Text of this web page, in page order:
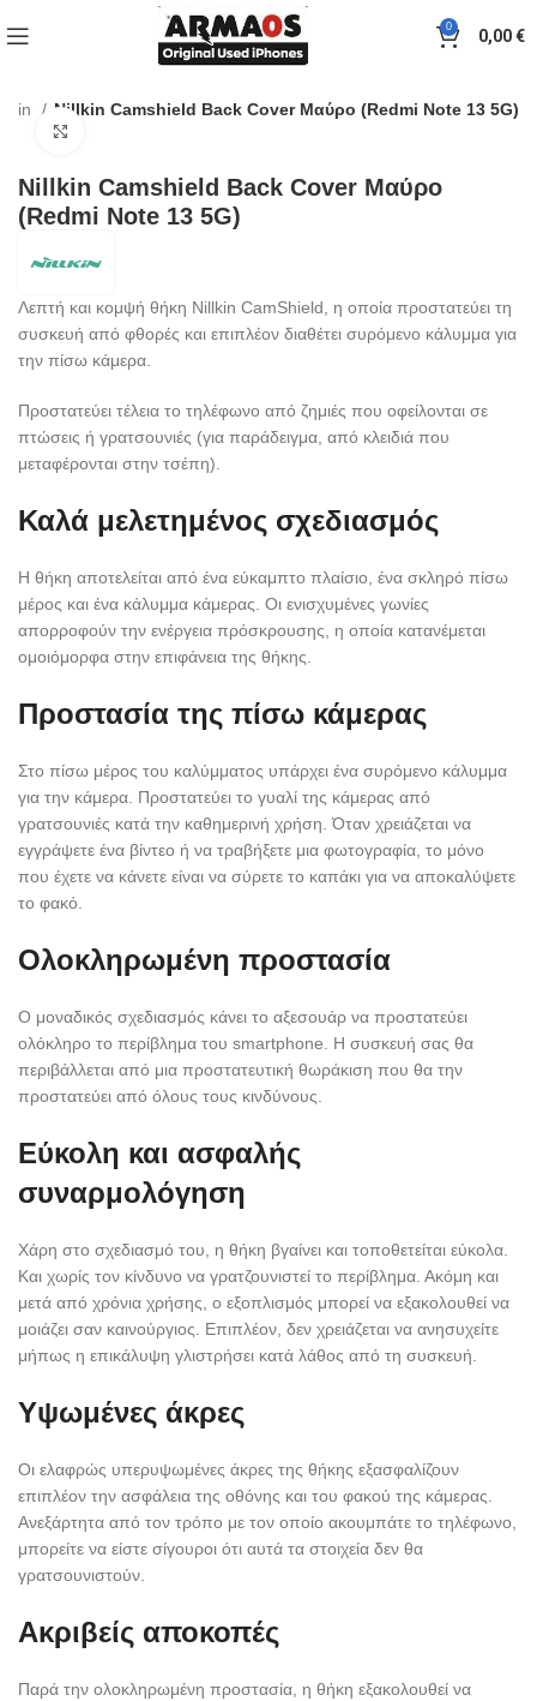
0 0,00€
Nillkin Camshield Back Cover Μαύρο (Redmi Note 13 5G)
Nillkin Camshield Back Cover Μαύρο
(Redmi Note 13 5G)
Λεπτή και κομψή θήκη Nillkin CamShield, η οποία προστατεύει τη
συσκευή από φθορές και επιπλέον διαθέτει συρόμενο κάλυμμα για
την πίσω κάμερα.
Προστατεύει τέλεια το τηλέφωνο από ζημιές που οφείλονται σε
πτώσεις ή γρατσουνιές (για παράδειγμα, από κλειδιά που
μεταφέρονται στην τσέπη).
Καλά μελετημένος σχεδιασμός
Η θήκη αποτελείται από ένα εύκαμπτο πλαίσιο, ένα σκληρό πίσω
μέρος και ένα κάλυμμα κάμερας. Οι ενισχυμένες γωνίες
απορροφούν την ενέργεια πρόσκρουσης, η οποία κατανέμεται
ομοιόμορφα στην επιφάνεια της θήκης.
Προστασία της πίσω κάμερας
Στο πίσω μέρος του καλύμματος υπάρχει ένα συρόμενο κάλυμμα
για την κάμερα. Προστατεύει το γυαλί της κάμερας από
γρατσουνιές κατά την καθημερινή χρήση. Όταν χρειάζεται να
εγγράψετε ένα βίντεο ή να τραβήξετε μια φωτογραφία, το μόνο
που έχετε να κάνετε είναι να σύρετε το καπάκι για να αποκαλύψετε
το φακό.
Ολοκληρωμένη προστασία
Ο μοναδικός σχεδιασμός κάνει το αξεσουάρ να προστατεύει
ολόκληρο το περίβλημα του smartphone. Η συσκευή σας θα
περιβάλλεται από μια προστατευτική θωράκιση που θα την
προστατεύει από όλους τους κινδύνους.
Εύκολη και ασφαλής
συναρμολόγηση
Χάρη στο σχεδιασμό του, η θήκη βγαίνει και τοποθετείται εύκολα.
Και χωρίς τον κίνδυνο να γρατζουνιστεί το περίβλημα. Ακόμη και
μετά από χρόνια χρήσης, ο εξοπλισμός μπορεί να εξακολουθεί να
μοιάζει σαν καινούργιος. Επιπλέον, δεν χρειάζεται να ανησυχείτε
μήπως η επικάλυψη γλιστρήσει κατά λάθος από τη συσκευή.
Υψωμένες άκρες
Οι ελαφρώς υπερυψωμένες άκρες της θήκης εξασφαλίζουν
επιπλέον την ασφάλεια της οθόνης και του φακού της κάμερας.
Ανεξάρτητα από τον τρόπο με τον οποίο ακουμπάτε το τηλέφωνο,
μπορείτε να είστε σίγουροι ότι αυτά τα στοιχεία δεν θα
γρατσουνιστούν.
Ακριβείς αποκοπές
Παρά την ολοκληρωμένη προστασία, η θήκη εξακολουθεί να